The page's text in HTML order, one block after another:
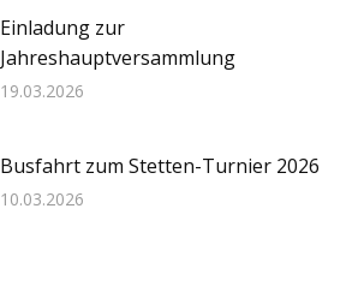
Einladung zur
Jahreshauptversammlung
19.03.2026
Busfahrt zum Stetten-Turnier 2026
10.03.2026